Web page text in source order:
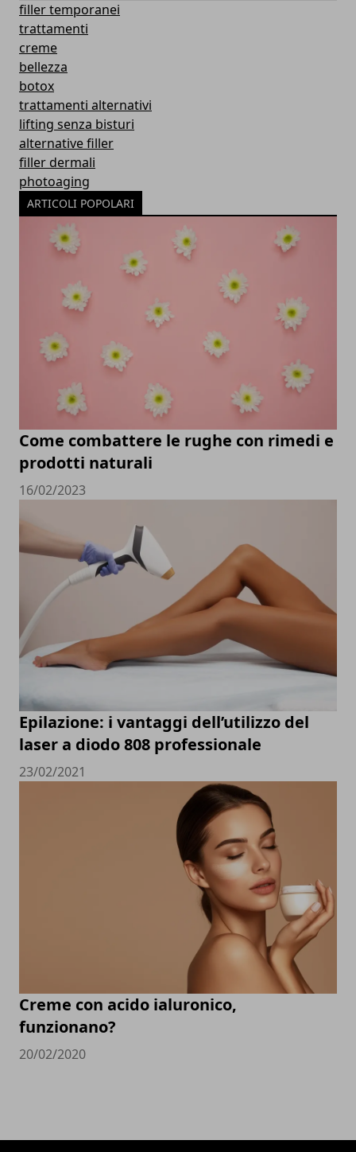
filler temporanei
trattamenti
creme
bellezza
botox
trattamenti alternativi
lifting senza bisturi
alternative filler
filler dermali
photoaging
ARTICOLI POPOLARI
Come combattere le rughe con rimedi e
prodotti naturali
16/02/2023
Epilazione: i vantaggi dell’utilizzo del
laser a diodo 808 professionale
23/02/2021
Creme con acido ialuronico,
funzionano?
20/02/2020